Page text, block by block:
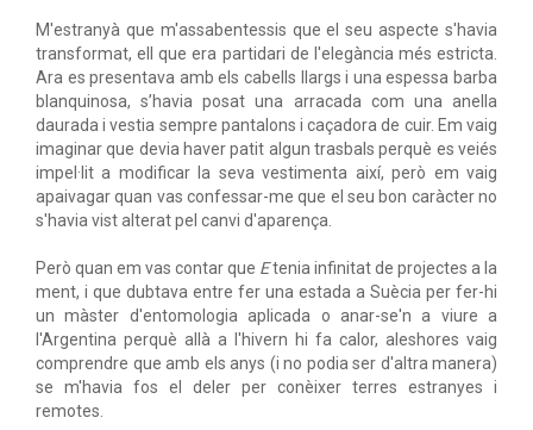
M'estranyà que m'assabentessis que el seu aspecte s'havia
transformat, ell que era partidari de l'elegància més estricta.
Ara es presentava amb els cabells llargs i una espessa barba
blanquinosa, s’havia posat una arracada com una anella
daurada i vestia sempre pantalons i caçadora de cuir. Em vaig
imaginar que devia haver patit algun trasbals perquè es veiés
impel·lit a modificar la seva vestimenta així, però em vaig
apaivagar quan vas confessar-me que el seu bon caràcter no
s'havia vist alterat pel canvi d'aparença.
Però quan em vas contar que Etenia infinitat de projectes a la
ment, i que dubtava entre fer una estada a Suècia per fer-hi
un màster d'entomologia aplicada o anar-se'n a viure a
l'Argentina perquè allà a l'hivern hi fa calor, aleshores vaig
comprendre que amb els anys (i no podia ser d'altra manera)
se m'havia fos el deler per conèixer terres estranyes i
remotes.